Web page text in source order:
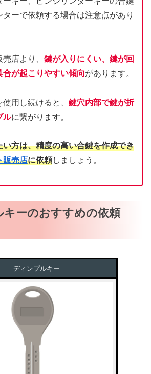
ーで依頼する場合は注意点があり
店より、 鍵が入りにくい、鍵が回
合が起こりやすい傾向があります。
用し続けると、 鍵穴内部で鍵が折
ルに繋がります。
方は、精度の高い合鍵を作成でき
販売店に依頼しましょう。
キーのおすすめの依頼
ディンプルキー